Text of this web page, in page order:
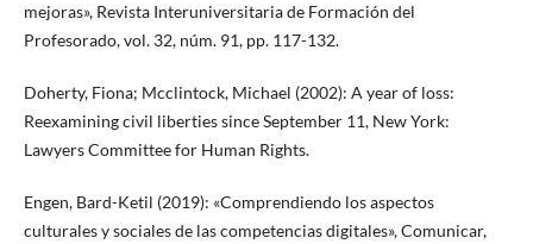
mejoras», Revista Interuniversitaria de Formación del
Profesorado, vol. 32, núm. 91, pp. 117-132.
Doherty, Fiona; Mcclintock, Michael (2002): A year of loss:
Reexamining civil liberties since September 11, New York:
Lawyers Committee for Human Rights.
Engen, Bard-Ketil (2019): «Comprendiendo los aspectos
culturales y sociales de las competencias digitales», Comunicar,